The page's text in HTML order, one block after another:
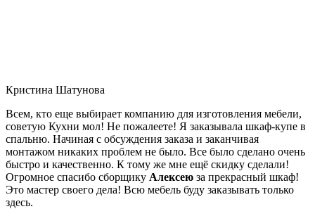
Кристина Шатунова
Всем, кто еще выбирает компанию для изготовления мебели,
советую Кухни мол! Не пожалеете! Я заказывала шкаф-купе в
спальню. Начиная с обсуждения заказа и заканчивая
монтажом никаких проблем не было. Все было сделано очень
быстро и качественно. К тому же мне ещё скидку сделали!
Огромное спасибо сборщику Алексею за прекрасный шкаф!
Это мастер своего дела! Всю мебель буду заказывать только
здесь.